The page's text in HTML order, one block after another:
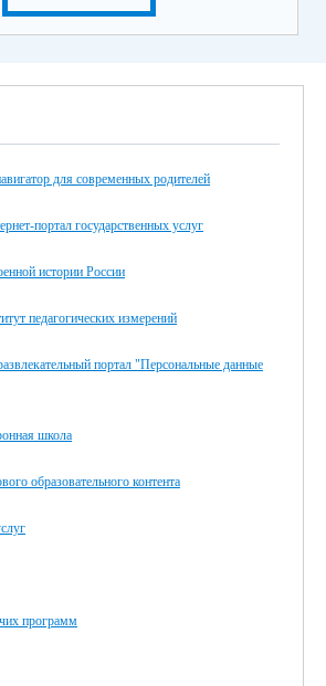
для современных родителей
портал государственных услуг
истории России
педагогических измерений
портал "Персональные данные
школа
образовательного контента
программ